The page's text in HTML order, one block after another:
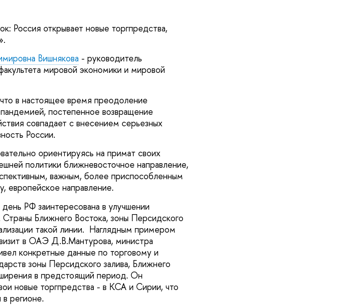
Россия открывает новые торгпредства,
Вишнякова - руководитель
мировой экономики и мировой
в настоящее время преодоление
постепенное возвращение
совпадает с внесением серьезных
России.
ориентируясь на примат своих
политики ближневосточное направление,
важным, более приспособленным
европейское направление.
РФ заинтересована в улучшении
Ближнего Востока, зоны Персидского
такой линии. Наглядным примером
в ОАЭ Д.В.Мантурова, министра
конкретные данные по торговому и
зоны Персидского залива, Ближнего
в предстоящий период. Он
новые торгпредства - в КСА и Сирии, что
регионе.